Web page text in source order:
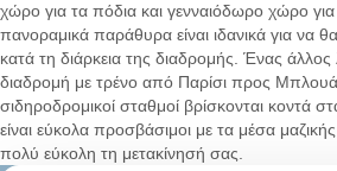
χώρο για τα πόδια και γενναιόδωρο χώρο
πανοραμικά παράθυρα είναι ιδανικά για να
κατά τη διάρκεια της διαδρομής. Ένας άλλος
διαδρομή με τρένο από Παρίσι προς Μπλουά
σιδηροδρομικοί σταθμοί βρίσκονται κοντά
είναι εύκολα προσβάσιμοι με τα μέσα
πολύ εύκολη τη μετακίνησή σας.